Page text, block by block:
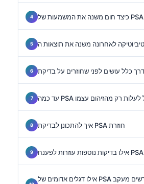
איך להתכונן לבדיקת PSA חוזרת
אילו דגלים אדומים של PSA ושל דרכי השתן דורשים מעקב